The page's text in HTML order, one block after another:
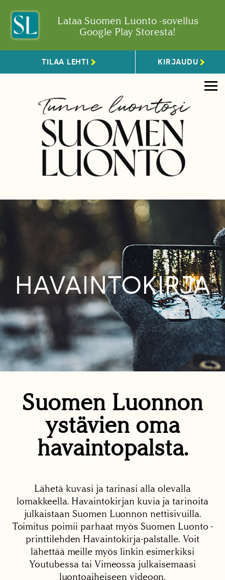
Lataa Suomen Luonto -sovellus
Google Play Storesta!
TILAA LEHTI KIRJAUDU
HAVAINTOKIRJA
Suomen Luonnon
ystävien oma
havaintopalsta.
Lähetä kuvasi ja tarinasi alla olevalla
lomakkeella. Havaintokirjan kuvia ja tarinoita
julkaistaan Suomen Luonnon nettisivuilla.
Toimitus poimii parhaat myös Suomen Luonto -
printtilehden Havaintokirja-palstalle. Voit
lähettää meille myös linkin esimerkiksi
Youtubessa tai Vimeossa julkaisemaasi
luontoaiheiseen videoon.